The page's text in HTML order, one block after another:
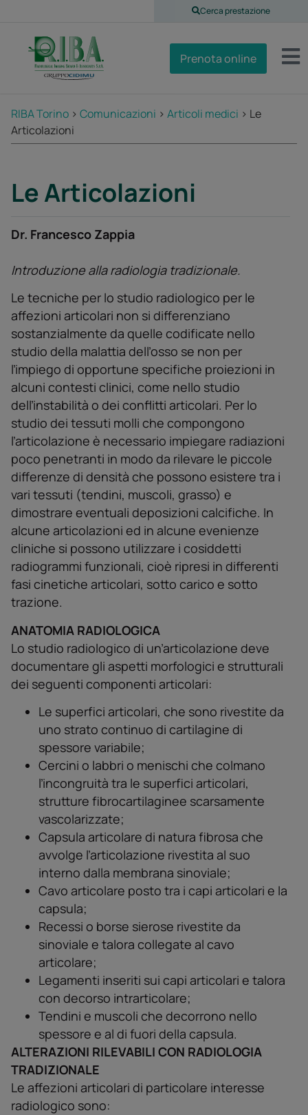
Cerca prestazione
Prenota online
RIBA Torino > Comunicazioni > Articoli medici > Le
Articolazioni
Le Articolazioni
Dr. Francesco Zappia
Introduzione alla radiologia tradizionale.
Le tecniche per lo studio radiologico per le
affezioni articolari non si differenziano
sostanzialmente da quelle codificate nello
studio della malattia delľosso se non per
ľimpiego di opportune specifiche proiezioni in
alcuni contesti clinici, come nello studio
delľinstabilità o dei conflitti articolari. Per lo
studio dei tessuti molli che compongono
ľarticolazione è necessario impiegare radiazioni
poco penetranti in modo da rilevare le piccole
differenze di densità che possono esistere tra i
vari tessuti (tendini, muscoli, grasso) e
dimostrare eventuali deposizioni calcifiche. In
alcune articolazioni ed in alcune evenienze
cliniche si possono utilizzare i cosiddetti
radiogrammi funzionali, cioè ripresi in differenti
fasi cinetiche articolari, sotto carico e sotto
trazione.
ANATOMIA RADIOLOGICA
Lo studio radiologico di un’articolazione deve
documentare gli aspetti morfologici e strutturali
dei seguenti componenti articolari:
Le superfici articolari, che sono rivestite da
uno strato continuo di cartilagine di
spessore variabile;
Cercini o labbri o menischi che colmano
ľincongruità tra le superfici articolari,
strutture fibrocartilaginee scarsamente
vascolarizzate;
Capsula articolare di natura fibrosa che
avvolge ľarticolazione rivestita al suo
interno dalla membrana sinoviale;
Cavo articolare posto tra i capi articolari e la
capsula;
Recessi o borse sierose rivestite da
sinoviale e talora collegate al cavo
articolare;
Legamenti inseriti sui capi articolari e talora
con decorso intrarticolare;
Tendini e muscoli che decorrono nello
spessore e al di fuori della capsula.
ALTERAZIONI RILEVABILI CON RADIOLOGIA
TRADIZIONALE
Le affezioni articolari di particolare interesse
radiologico sono: